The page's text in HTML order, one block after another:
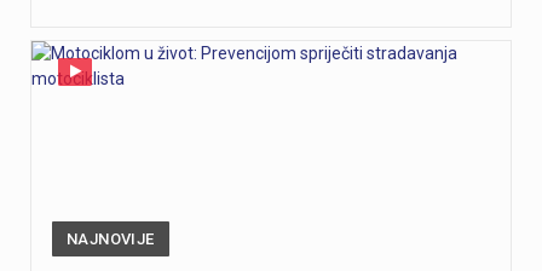
NAJNOVIJE